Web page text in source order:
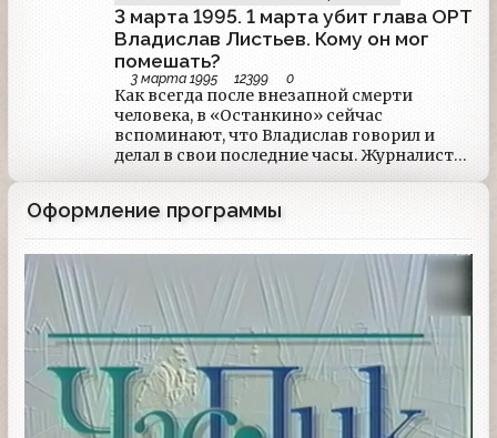
компания «Останкино» и государство.
После долгого периода многочисленных
обсуждений, парламентских дебатов и
различных слухов, зрители, наконец,
собственными глазами увидят, как
выглядит новое телевидение.
3 марта 1995. 1 марта убит глава ОРТ
Владислав Листьев. Кому он мог
помешать?
3 марта 1995 12399 0
Как всегда после внезапной смерти
человека, в «Останкино» сейчас
вспоминают, что Владислав говорил и
делал в свои последние часы. Журналисты
из «Часа Пик» рассказали вчера, что он
стал в последнее время более задумчивым.
Это связывали с его новым назначением.
Да в день последнего эфира сказал в ответ
на переживания режиссера передачи что
у героя передачи мятая рубашка: «В
крахмальной рубашке только в гроб
кладут».
Оформление программы
Заставка программы